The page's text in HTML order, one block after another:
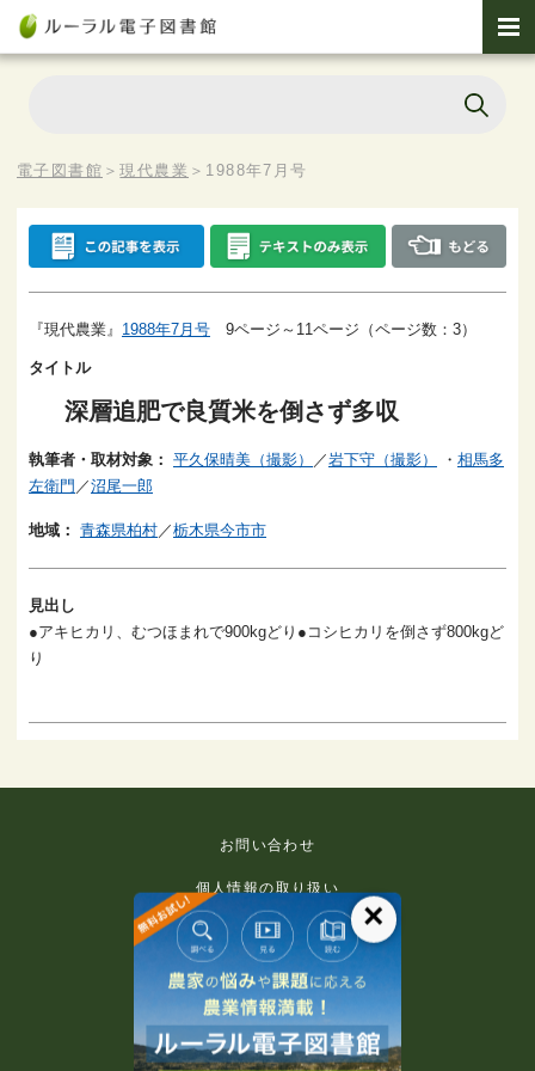
電子図書館 ＞現代農業 ＞ 1988年7月号
『現代農業』 1988年7月号 9ページ～11ページ（ページ数：3）
タイトル
深層追肥で良質米を倒さず多収
執筆者・取材対象： 平久保晴美（撮影） ／岩下守（撮影） ・ 相馬多
左衛門 ／沼尾一郎
地域： 青森県柏村 ／栃木県今市市
見出し
●アキヒカリ、むつほまれで900kgどり●コシヒカリを倒さず800kgど
り
お問い合わせ
個人情報の取り扱い
免責事項
利用規約
推奨環境
著作権等について
×